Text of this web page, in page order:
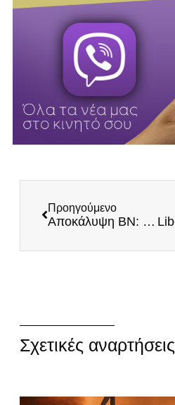
Προηγούμενο
Αποκάλυψη BN: Στο 6-7% η πολιτική επιρροή Κασιδιάρη σύμφωνα με μετρήσεις γνωστού δημοσκόπου
Σχετικές αναρτήσεις